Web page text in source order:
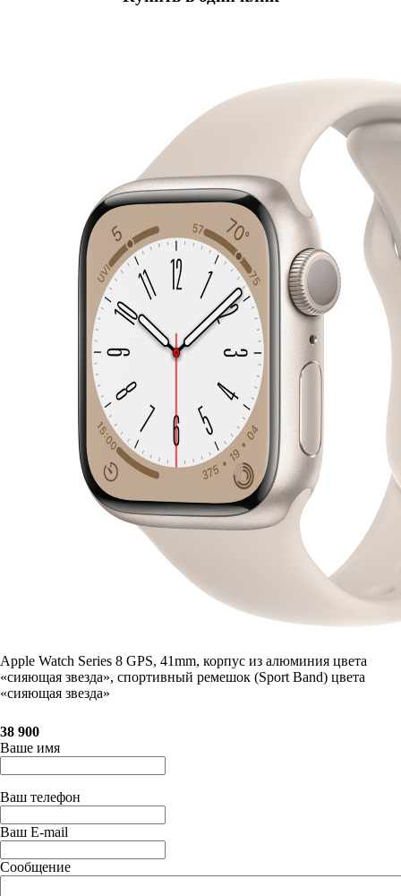
Apple Watch Series 8 GPS, 41mm, корпус из алюминия цвета
«сияющая звезда», спортивный ремешок (Sport Band) цвета
«сияющая звезда»
38 900
Ваше имя
Ваш телефон
Ваш E-mail
Сообщение